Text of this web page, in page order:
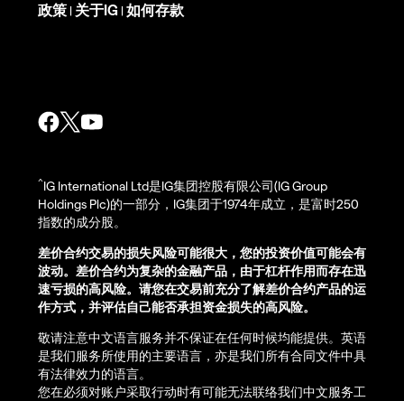
政策 | 关于IG | 如何存款
^IG International Ltd是IG集团控股有限公司(IG Group
Holdings Plc)的一部分，IG集团于1974年成立，是富时250
指数的成分股。
差价合约交易的损失风险可能很大，您的投资价值可能会有
波动。差价合约为复杂的金融产品，由于杠杆作用而存在迅
速亏损的高风险。请您在交易前充分了解差价合约产品的运
作方式，并评估自己能否承担资金损失的高风险。
敬请注意中文语言服务并不保证在任何时候均能提供。英语
是我们服务所使用的主要语言，亦是我们所有合同文件中具
有法律效力的语言。
您在必须对账户采取行动时有可能无法联络我们中文服务工